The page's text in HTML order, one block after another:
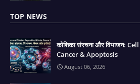
TOP NEWS
कोशिका संरचना और विभाजन:
Cancer & Apoptosis
August 06, 2026